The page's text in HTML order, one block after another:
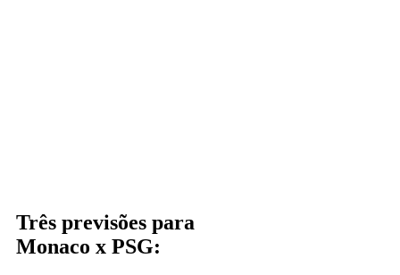
Três previsões para
Monaco x PSG: